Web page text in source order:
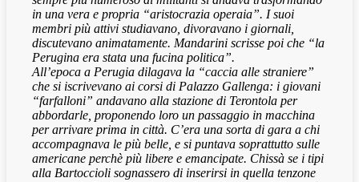
in una vera e propria “aristocrazia operaia”. I suoi
membri più attivi studiavano, divoravano i giornali,
discutevano animatamente. Mandarini scrisse poi che “la
Perugina era stata una fucina politica”.
All’epoca a Perugia dilagava la “caccia alle straniere”
che si iscrivevano ai corsi di Palazzo Gallenga: i giovani
“farfalloni” andavano alla stazione di Terontola per
abbordarle, proponendo loro un passaggio in macchina
per arrivare prima in città. C’era una sorta di gara a chi
accompagnava le più belle, e si puntava soprattutto sulle
americane perchè più libere e emancipate. Chissà se i tipi
alla Bartoccioli sognassero di inserirsi in quella tenzone